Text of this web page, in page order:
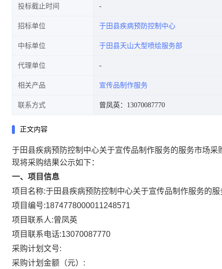
投标截止时间
招标单位 于田县疾病预防控制中心
中标单位 于田县天山大型喷绘服务部
代理单位
相关产品 宣传品制作服务
联系方式 曾凤英：13070087770
正文内容
于田县疾病预防控制中心关于宣传品制作服务的服务市场采
现将采购结果公示如下：
一、项目信息
项目名称:于田县疾病预防控制中心关于宣传品制作服务的
项目编号:1874778000011248571
项目联系人:曾凤英
项目联系电话:13070087770
采购计划文号:
采购计划金额（元）: